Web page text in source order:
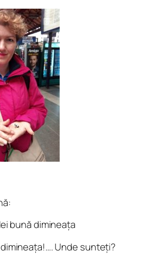
bună dimineața
dimineața!…. Unde sunteți?